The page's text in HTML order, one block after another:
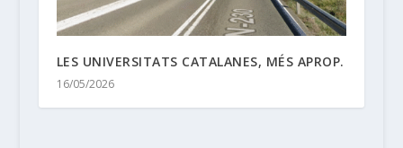
LES UNIVERSITATS CATALANES, MÉS APROP.
16/05/2026